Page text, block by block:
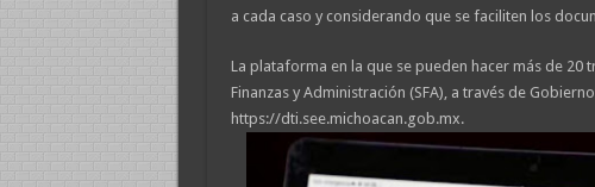
a cada caso y considerando que se faciliten los
La plataforma en la que se pueden hacer más de
Finanzas y Administración (SFA), a través de
https://dti.see.michoacan.gob.mx.